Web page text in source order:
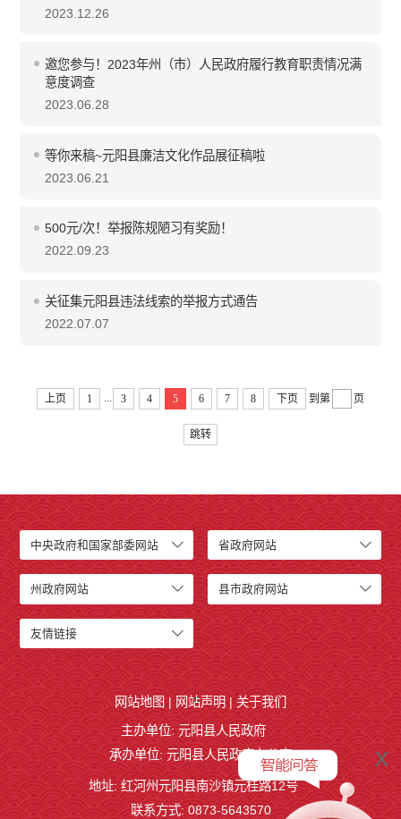
2023.12.26
邀您参与！2023年州（市）人民政府履行教育职责情况满
意度调查
2023.06.28
等你来稿~元阳县廉洁文化作品展征稿啦
2023.06.21
500元/次！举报陈规陋习有奖励！
2022.09.23
关征集元阳县违法线索的举报方式通告
2022.07.07
上页 1 3 4 5 6 7 8 下页 到第 页
跳转
中央政府和国家部委网站 省政府网站
州政府网站 县市政府网站
友情链接
x
网站地图 | 网站声明 | 关于我们
主办单位: 元阳县人民政府
承办单位: 元阳县人民政府办公室
地址: 红河州元阳县南沙镇元桂路12号
联系方式: 0873-5643570